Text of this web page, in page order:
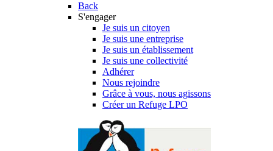
Back
S'engager
Je suis un citoyen
Je suis une entreprise
Je suis un établissement
Je suis une collectivité
Adhérer
Nous rejoindre
Grâce à vous, nous agissons
Créer un Refuge LPO